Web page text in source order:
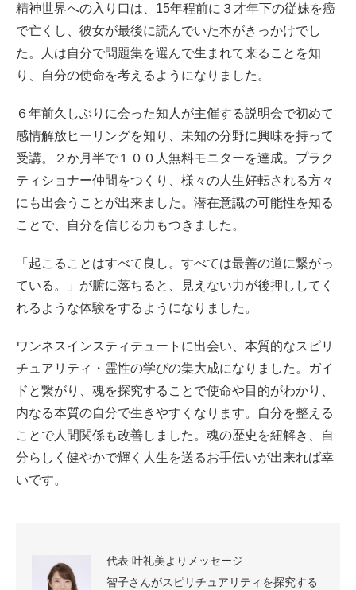
精神世界への入り口は、15年程前に３才年下の従妹を癌
で亡くし、彼女が最後に読んでいた本がきっかけでし
た。人は自分で問題集を選んで生まれて来ることを知
り、自分の使命を考えるようになりました。
６年前久しぶりに会った知人が主催する説明会で初めて
感情解放ヒーリングを知り、未知の分野に興味を持って
受講。２か月半で１００人無料モニターを達成。プラク
ティショナー仲間をつくり、様々の人生好転される方々
にも出会うことが出来ました。潜在意識の可能性を知る
ことで、自分を信じる力もつきました。
「起こることはすべて良し。すべては最善の道に繋がっ
ている。」が腑に落ちると、見えない力が後押ししてく
れるような体験をするようになりました。
ワンネスインスティテュートに出会い、本質的なスピリ
チュアリティ・霊性の学びの集大成になりました。ガイ
ドと繋がり、魂を探究することで使命や目的がわかり、
内なる本質の自分で生きやすくなります。自分を整える
ことで人間関係も改善しました。魂の歴史を紐解き、自
分らしく健やかで輝く人生を送るお手伝いが出来れば幸
いです。
代表 叶礼美よりメッセージ
智子さんがスピリチュアリティを探究する